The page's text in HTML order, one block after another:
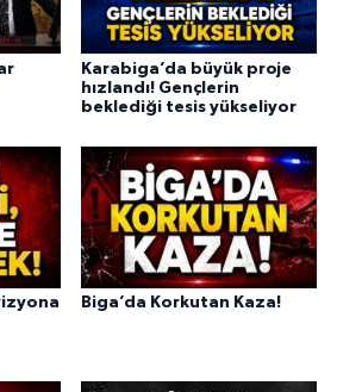
Karabiga’da büyük proje
hızlandı! Gençlerin
beklediği tesis yükseliyor
Biga’da Korkutan Kaza!